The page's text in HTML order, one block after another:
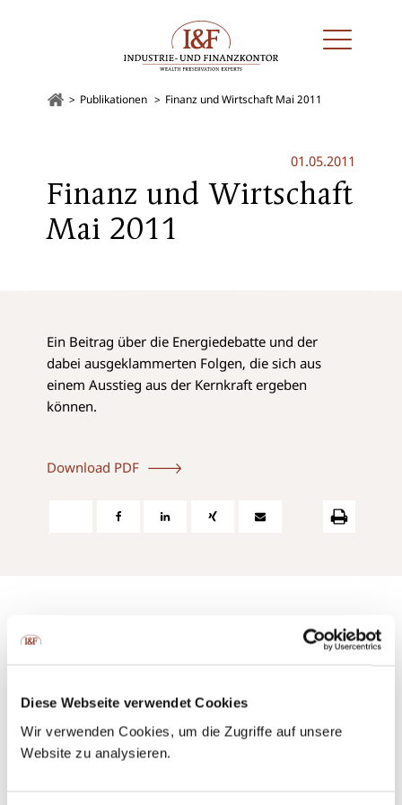
Diese Webseite verwendet Cookies
Wir verwenden Cookies, um die Zugriffe auf unsere
Website zu analysieren.
Publikationen Finanz und Wirtschaft Mai 2011
01.05.2011
Finanz und Wirtschaft
Mai 2011
Ein Beitrag über die Energiedebatte und der
dabei ausgeklammerten Folgen, die sich aus
einem Ausstieg aus der Kernkraft ergeben
können.
Download PDF
via phone or via e-mail
+423 237 58 58